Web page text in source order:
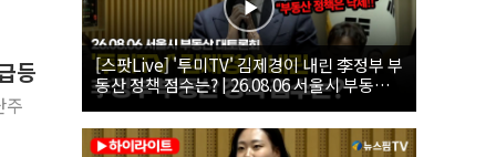
등
주
[스팟Live] '투미TV' 김제경이 내린 李정부 부
동산 정책 점수는? | 26.08.06 서울시 부동산
대토론회